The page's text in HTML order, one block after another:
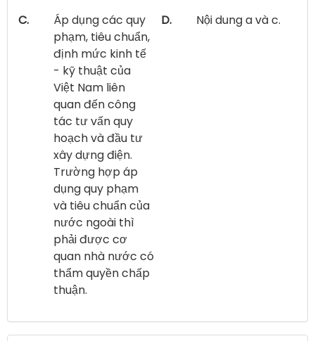
C.
Áp dụng các quy
phạm, tiêu chuẩn,
định mức kinh tế
- kỹ thuật của
Việt Nam liên
quan đến công
tác tư vấn quy
hoạch và đầu tư
xây dựng điện.
Trường hợp áp
dụng quy phạm
và tiêu chuẩn của
nước ngoài thì
phải được cơ
quan nhà nước có
thẩm quyền chấp
thuận.
D. Nội dung a và c.